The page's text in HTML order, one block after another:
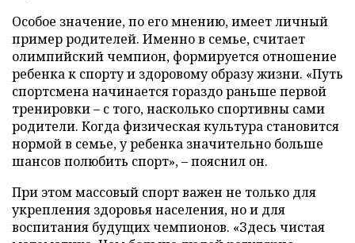
Особое значение, по его мнению, имеет личный
пример родителей. Именно в семье, считает
олимпийский чемпион, формируется отношение
ребенка к спорту и здоровому образу жизни. «Путь
спортсмена начинается гораздо раньше первой
тренировки – с того, насколько спортивны сами
родители. Когда физическая культура становится
нормой в семье, у ребенка значительно больше
шансов полюбить спорт», – пояснил он.
При этом массовый спорт важен не только для
укрепления здоровья населения, но и для
воспитания будущих чемпионов. «Здесь чистая